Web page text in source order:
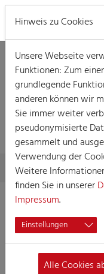
Skip to main content
You are here:
Home Session
Mädchensitzung
03.01.2027 15:00
Sitzung der KG Blau-
Hinweis zu Cookies
Unsere Webseite
Funktionen: Zum
grundlegende
anderen können wir
Sie immer weiter
pseudonymisierte
gesammelt und
Verwendung der
Weitere
finden Sie in unserer
Impressum.
Einstellungen
Alle Cookies